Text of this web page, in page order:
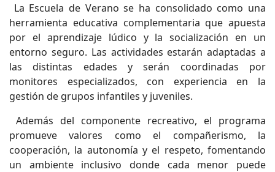
La Escuela de Verano se ha consolidado como una
herramienta educativa complementaria que apuesta
por el aprendizaje lúdico y la socialización en un
entorno seguro. Las actividades estarán adaptadas a
las distintas edades y serán coordinadas por
monitores especializados, con experiencia en la
gestión de grupos infantiles y juveniles.
Además del componente recreativo, el programa
promueve valores como el compañerismo, la
cooperación, la autonomía y el respeto, fomentando
un ambiente inclusivo donde cada menor puede